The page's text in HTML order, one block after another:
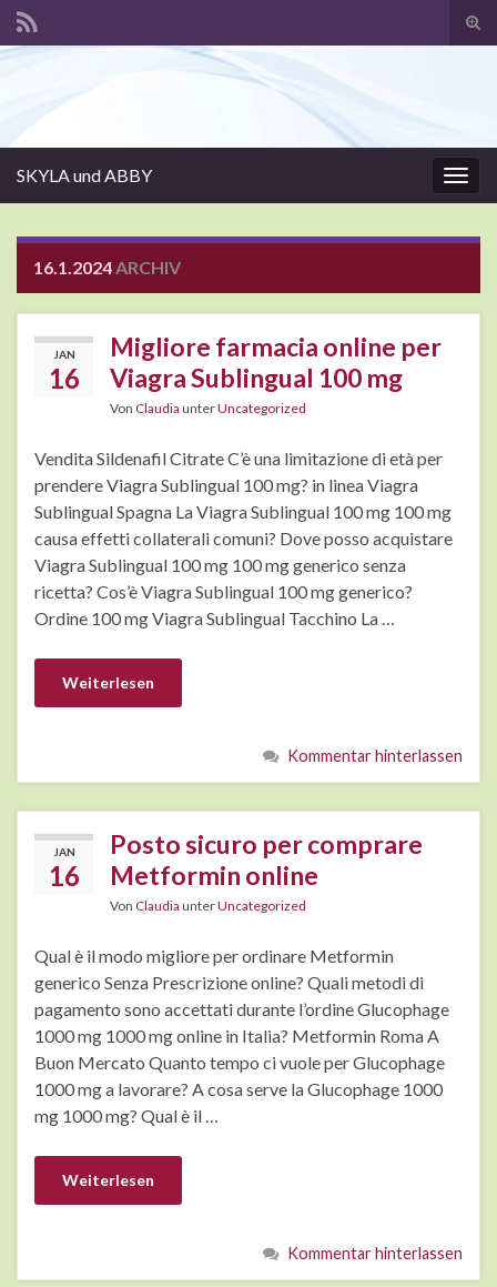
SKYLA und ABBY
16.1.2024ARCHIV
JAN
16
Migliore farmacia online per
Viagra Sublingual 100 mg
Von Claudia unterUncategorized
Vendita Sildenafil Citrate C’è una limitazione di età per
prendere Viagra Sublingual 100 mg? in linea Viagra
Sublingual Spagna La Viagra Sublingual 100 mg 100 mg
causa effetti collaterali comuni? Dove posso acquistare
Viagra Sublingual 100 mg 100 mg generico senza
ricetta? Cos’è Viagra Sublingual 100 mg generico?
Ordine 100 mg Viagra Sublingual Tacchino La …
Weiterlesen
Kommentar hinterlassen
JAN
16
Posto sicuro per comprare
Metformin online
Von Claudia unterUncategorized
Qual è il modo migliore per ordinare Metformin
generico Senza Prescrizione online? Quali metodi di
pagamento sono accettati durante l’ordine Glucophage
1000 mg 1000 mg online in Italia? Metformin Roma A
Buon Mercato Quanto tempo ci vuole per Glucophage
1000 mg a lavorare? A cosa serve la Glucophage 1000
mg 1000 mg? Qual è il …
Weiterlesen
Kommentar hinterlassen